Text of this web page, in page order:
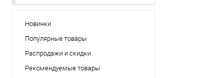
Новинки
Популярные товары
Распродажи и скидки
Рекомендуемые товары